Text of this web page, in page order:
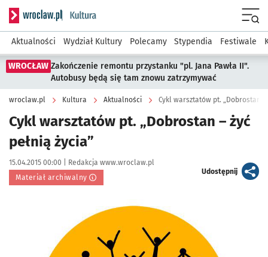
Serwis informacyjny wroclaw.pl podserwis: Kultura
Aktualności Wydział Kultury Polecamy Stypendia Festiwale
WROCŁAW Zakończenie remontu przystanku "pl. Jana Pawła II".
Autobusy będą się tam znowu zatrzymywać
wroclaw.pl Kultura Aktualności Cykl warsztatów pt. „Dobrostan –
Cykl warsztatów pt. „Dobrostan – żyć
pełnią życia”
Data publikacji:
15.04.2015 00:00 | Autor:
Redakcja www.wroclaw.pl
Materiał archiwalny
Udostępnijartykuł